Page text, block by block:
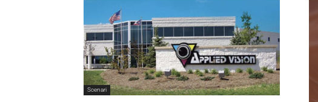
Scenari